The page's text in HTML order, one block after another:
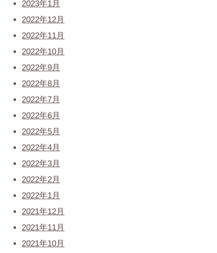
2023年1月
2022年12月
2022年11月
2022年10月
2022年9月
2022年8月
2022年7月
2022年6月
2022年5月
2022年4月
2022年3月
2022年2月
2022年1月
2021年12月
2021年11月
2021年10月